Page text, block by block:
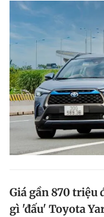
Giá gần 870 triệu
gì 'đấu' Toyota